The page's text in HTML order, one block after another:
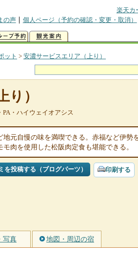
楽天カ
の声
個人ページ（予約の確認・変更・取消）
ット > 安濃サービスエリア（上り）
り）
PA・ハイウェイオアシス
地元自慢の味を満喫できる。赤福など伊勢
モ肉を使用した松阪肉定食も堪能できる。
を投稿する（ブログパーツ） 印刷する
写真 地図・周辺の宿